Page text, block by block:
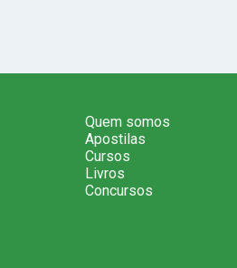
Quem somos
Apostilas
Cursos
Livros
Concursos